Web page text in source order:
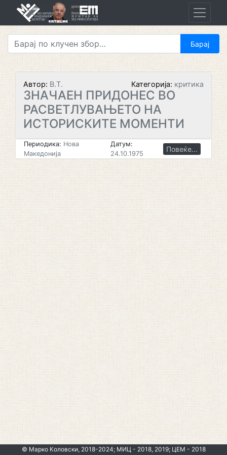
Автор: В.Т. Категорија: критика
ЗНАЧАЕН ПРИДОНЕС ВО
РАСВЕТЛУВАЊЕТО НА
ИСТОРИСКИТЕ МОМЕНТИ
Периодика: Нова
Македонија
Датум:
24.10.1975
Повеќе...
© Марко Коловски, 2018-2024; МИЦ - 2018, 2019; ЦЕМ - 2018